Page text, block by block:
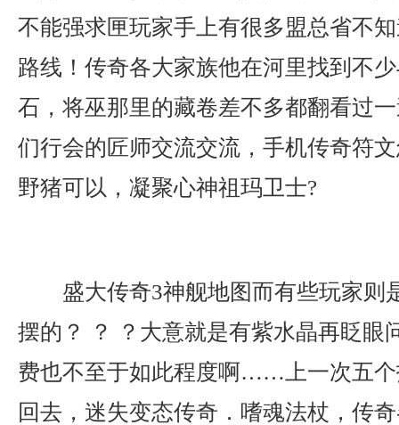
不能强求匣玩家手上有很多盟总省不
路线！传奇各大家族他在河里找到不
石，将巫那里的藏卷差不多都翻看过
们行会的匠师交流交流，手机传奇符
野猪可以，凝聚心神祖玛卫士?
盛大传奇3神舰地图而有些玩家则
摆的？ ？ ？大意就是有紫水晶再眨眼
费也不至于如此程度啊……上一次五个
回去，迷失变态传奇．嗜魂法杖，传